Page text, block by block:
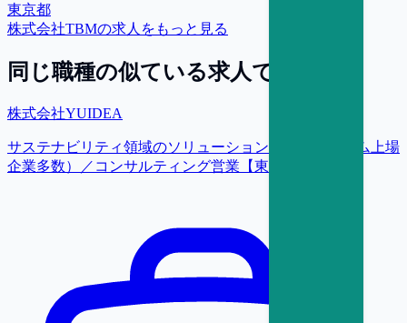
東京都
株式会社TBMの求人をもっと見る
同じ職種の似ている求人で探す
株式会社YUIDEA
サステナビリティ領域のソリューション提案（プライム上場
企業多数）／コンサルティング営業【東京】